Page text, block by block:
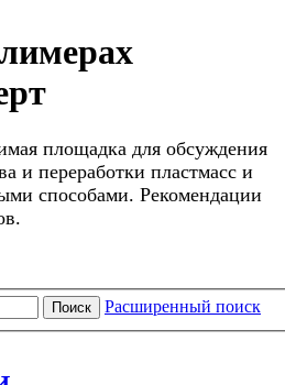
площадка для обсуждения
и переработки пластмасс и
способами. Рекомендации
Поиск Расширенный поиск